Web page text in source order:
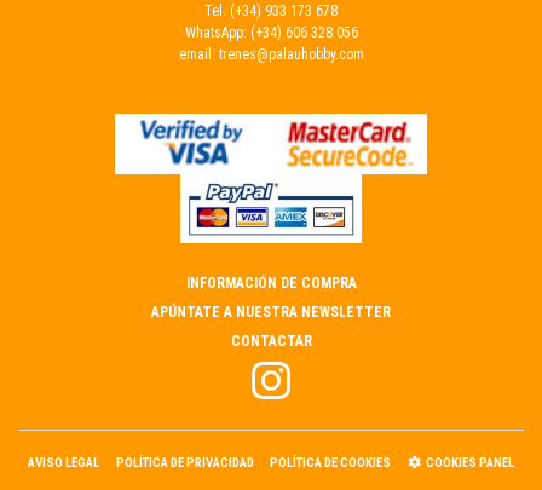
Tel. (+34) 933 173 678
WhatsApp: (+34) 606 328 056
email: trenes@palauhobby.com
INFORMACIÓN DE COMPRA
APÚNTATE A NUESTRA NEWSLETTER
CONTACTAR
AVISO LEGAL POLÍTICA DE PRIVACIDAD POLÍTICA DE COOKIES COOKIES PANEL